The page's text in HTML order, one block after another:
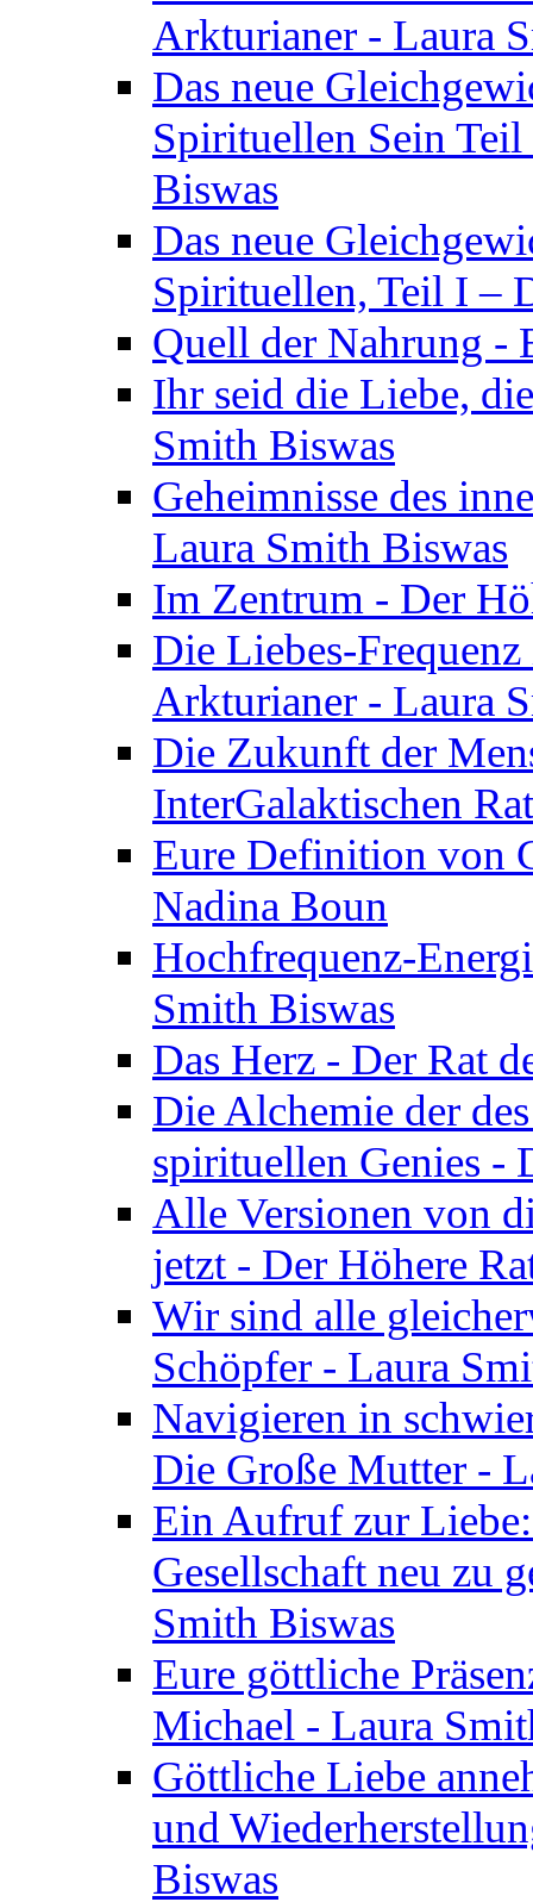
Arkturianer - Laura
Das neue
Spirituellen Sein
Biswas
Das neue
Spirituellen, Teil I –
Quell der Nahrung -
Ihr seid die Liebe,
Smith Biswas
Geheimnisse des
Laura Smith Biswas
Im Zentrum - Der
Die Liebes-
Arkturianer - Laura
Die Zukunft der
InterGalaktischen
Eure Definition von
Nadina Boun
Hochfrequenz-
Smith Biswas
Das Herz - Der Rat
Die Alchemie der
spirituellen Genies -
Alle Versionen von
jetzt - Der Höhere
Wir sind alle
Schöpfer - Laura
Navigieren in
Die Große Mutter -
Ein Aufruf zur
Gesellschaft neu zu
Smith Biswas
Eure göttliche
Michael - Laura
Göttliche Liebe
und
Biswas